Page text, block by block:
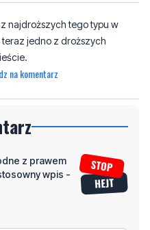
najdroższych tego typu w
jedno z droższych
na komentarz
z prawem
wpis -